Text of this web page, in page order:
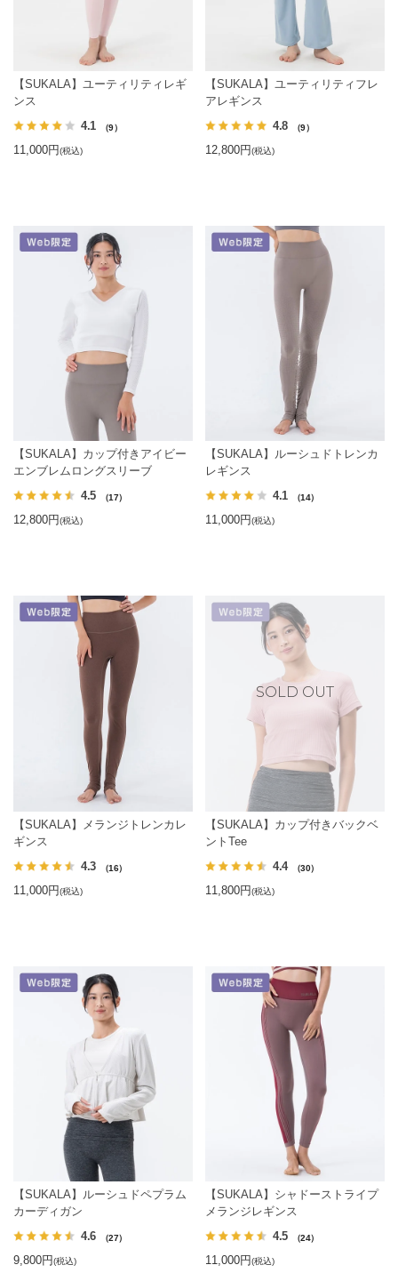
【SUKALA】ユーティリティレギ
ンス
4.1 （9）
11,000円(税込)
【SUKALA】ユーティリティフレ
アレギンス
4.8 （9）
12,800円(税込)
【SUKALA】カップ付きアイビー
エンブレムロングスリーブ
4.5 （17）
12,800円(税込)
【SUKALA】ルーシュドトレンカ
レギンス
4.1 （14）
11,000円(税込)
【SUKALA】メランジトレンカレ
ギンス
4.3 （16）
11,000円(税込)
【SUKALA】カップ付きバックベ
ントTee
4.4 （30）
11,800円(税込)
【SUKALA】ルーシュドペプラム
カーディガン
4.6 （27）
9,800円(税込)
【SUKALA】シャドーストライプ
メランジレギンス
4.5 （24）
11,000円(税込)